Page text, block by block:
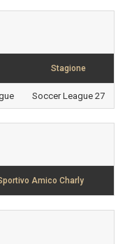
Stagione
Soccer League 27
Amico Charly